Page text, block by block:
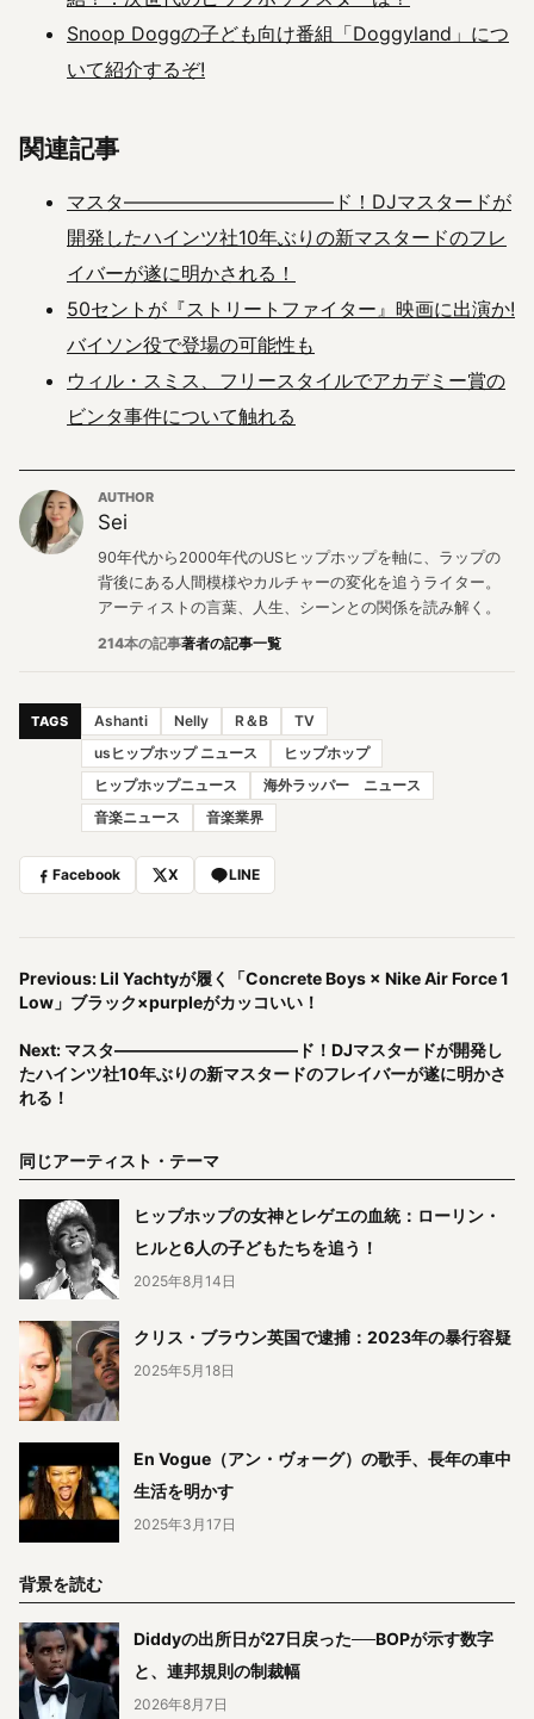
Snoop Doggの子ども向け番組「Doggyland」につ
いて紹介するぞ!
関連記事
マスタ―――――――――――ド！DJマスタードが
開発したハインツ社10年ぶりの新マスタードのフレ
イバーが遂に明かされる！
50セントが『ストリートファイター』映画に出演か!
バイソン役で登場の可能性も
ウィル・スミス、フリースタイルでアカデミー賞の
ビンタ事件について触れる
AUTHOR
Sei
90年代から2000年代のUSヒップホップを軸に、ラップの
背後にある人間模様やカルチャーの変化を追うライター。
アーティストの言葉、人生、シーンとの関係を読み解く。
214本の記事著者の記事一覧
TAGS Ashanti Nelly R＆B
TV
usヒップホップ ニュース
ヒップホップ
ヒップホップニュース
海外ラッパー ニュース
音楽ニュース
音楽業界
Facebook X LINE
Previous: Lil Yachtyが履く「Concrete Boys × Nike Air Force 1
Low」ブラック×purpleがカッコいい！
Next: マスタ―――――――――――ド！DJマスタードが開発し
たハインツ社10年ぶりの新マスタードのフレイバーが遂に明かさ
れる！
同じアーティスト・テーマ
ヒップホップの女神とレゲエの血統：ローリン・
ヒルと6人の子どもたちを追う！
2025年8月14日
クリス・ブラウン英国で逮捕：2023年の暴行容疑
2025年5月18日
En Vogue（アン・ヴォーグ）の歌手、長年の車中
生活を明かす
2025年3月17日
背景を読む
Diddyの出所日が27日戻った──BOPが示す数字
と、連邦規則の制裁幅
2026年8月7日